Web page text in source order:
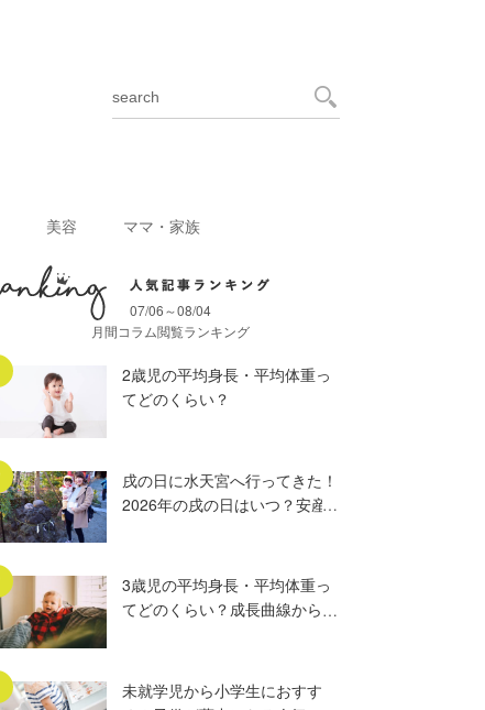
美容 ママ・家族
月間人気記事ランキング
07/06～08/04
月間コラム閲覧ランキング
2歳児の平均身長・平均体重っ
てどのくらい？
戌の日に水天宮へ行ってきた！
2026年の戌の日はいつ？安産
写真で大公開。
3歳児の平均身長・平均体重っ
てどのくらい？成長曲線からは
未就学児から小学生におすす